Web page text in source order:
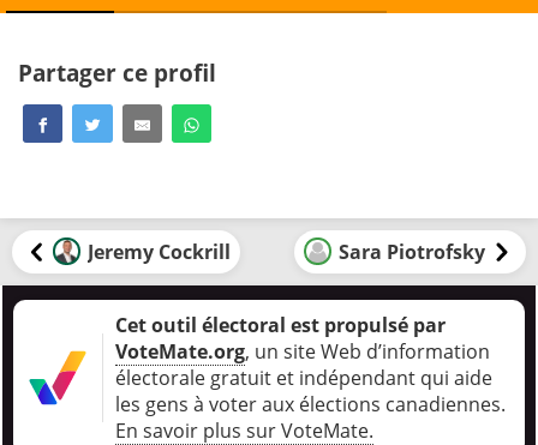
Partager ce profil
Jeremy Cockrill Sara Piotrofsky
Cet outil électoral est propulsé par
VoteMate.org, un site Web d’information
électorale gratuit et indépendant qui aide
les gens à voter aux élections canadiennes.
En savoir plus sur VoteMate.